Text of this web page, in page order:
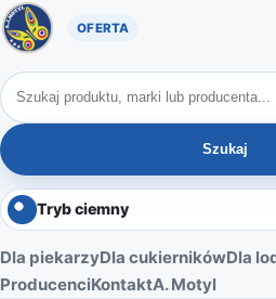
Oferta A. Motyl
Szukaj produktów
Szukaj
Tryb ciemny
Dla piekarzyDla cukiernikówDla
ProducenciKontaktA. Motyl